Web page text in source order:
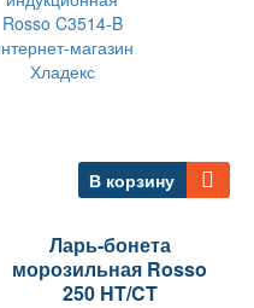
В корзину
Ларь-бонета
морозильная Rosso
250 HT/CT